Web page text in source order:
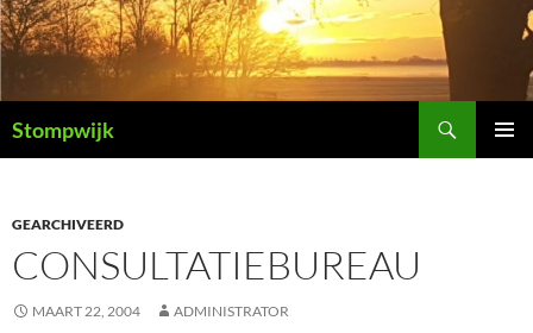
Ga
naar
inhoud
Stompwijk
GEARCHIVEERD
CONSULTATIEBUREAU
MAART 22, 2004 ADMINISTRATOR